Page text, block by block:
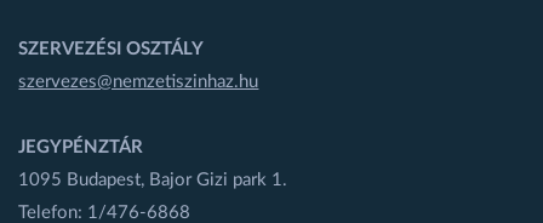
SZERVEZÉSI OSZTÁLY
szervezes@nemzetiszinhaz.hu
JEGYPÉNZTÁR
1095 Budapest, Bajor Gizi park 1.
Telefon: 1/476-6868